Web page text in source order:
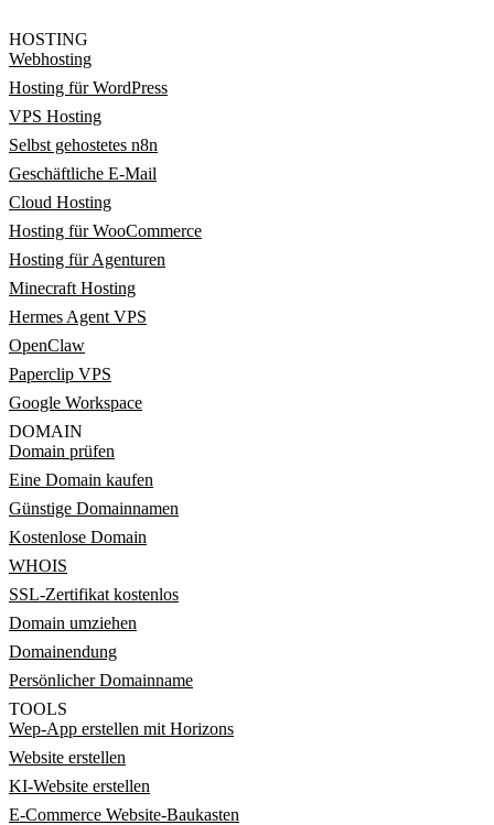
HOSTING
Webhosting
Hosting für WordPress
VPS Hosting
Selbst gehostetes n8n
Geschäftliche E-Mail
Cloud Hosting
Hosting für WooCommerce
Hosting für Agenturen
Minecraft Hosting
Hermes Agent VPS
OpenClaw
Paperclip VPS
Google Workspace
DOMAIN
Domain prüfen
Eine Domain kaufen
Günstige Domainnamen
Kostenlose Domain
WHOIS
SSL-Zertifikat kostenlos
Domain umziehen
Domainendung
Persönlicher Domainname
TOOLS
Wep-App erstellen mit Horizons
Website erstellen
KI-Website erstellen
E-Commerce Website-Baukasten